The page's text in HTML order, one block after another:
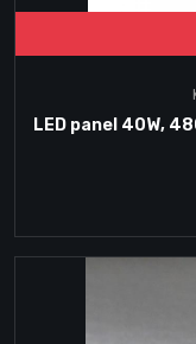
LED panel 40W,